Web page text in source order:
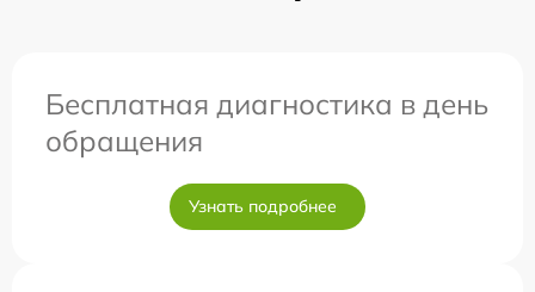
Бесплатная диагностика в день
обращения
Узнать подробнее